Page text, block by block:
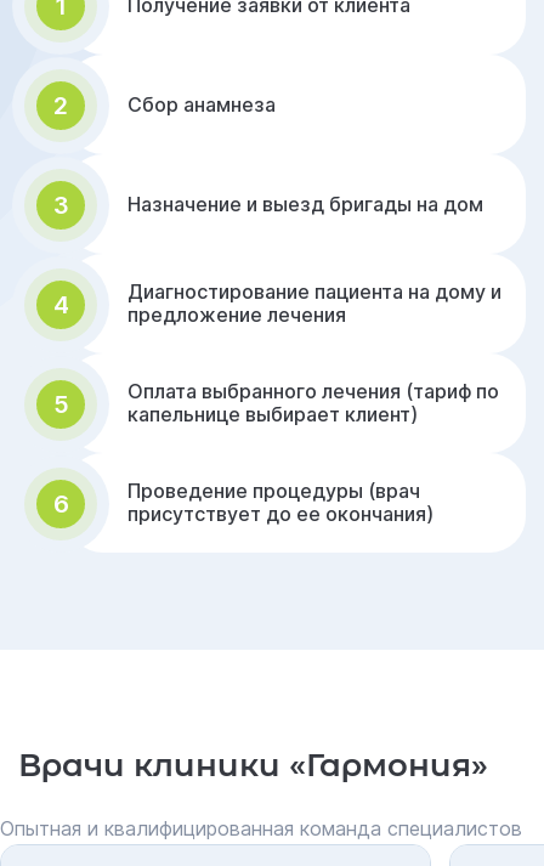
1
2 Сбор анамнеза
3 Назначение и выезд бригады на дом
4
Диагностирование пациента на дому и
предложение лечения
5
Оплата выбранного лечения (тариф по
капельнице выбирает клиент)
6
Проведение процедуры (врач
присутствует до ее окончания)
Врачи клиники «Гармония»
Опытная и квалифицированная команда специалистов